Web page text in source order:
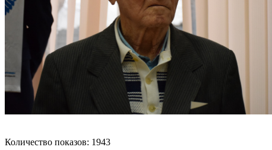
Количество показов: 1943